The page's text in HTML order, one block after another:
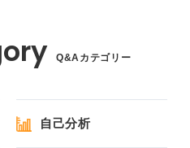
Q&Aカテゴリー
自己分析